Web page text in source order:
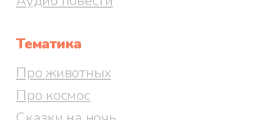
Тематика
Про животных
Про космос